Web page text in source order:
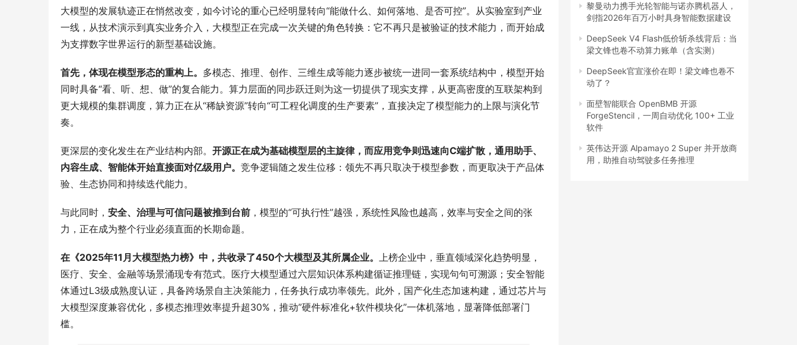
大模型的发展轨迹正在悄然改变，如今讨论的重心已经明显转向“能做什么、如何落地、是否可控”。从实验室到产业
一线，从技术演示到真实业务介入，大模型正在完成一次关键的角色转换：它不再只是被验证的技术能力，而开始成
为支撑数字世界运行的新型基础设施。
首先，体现在模型形态的重构上。 多模态、推理、创作、三维生成等能力逐步被统一进同一套系统结构中，模型开始
同时具备“看、听、想、做”的复合能力。算力层面的同步跃迁则为这一切提供了现实支撑，从更高密度的互联架构到
更大规模的集群调度，算力正在从“稀缺资源”转向“可工程化调度的生产要素”，直接决定了模型能力的上限与演化节
奏。
更深层的变化发生在产业结构内部。 开源正在成为基础模型层的主旋律，而应用竞争则迅速向C端扩散，通用助手、
内容生成、智能体开始直接面对亿级用户。 竞争逻辑随之发生位移：领先不再只取决于模型参数，而更取决于产品体
验、生态协同和持续迭代能力。
与此同时， 安全、治理与可信问题被推到台前 ，模型的“可执行性”越强，系统性风险也越高，效率与安全之间的张
力，正在成为整个行业必须直面的长期命题。
在《2025年11月大模型热力榜》中，共收录了450个大模型及其所属企业。 上榜企业中，垂直领域深化趋势明显，
医疗、安全、金融等场景涌现专有范式。医疗大模型通过六层知识体系构建循证推理链，实现句句可溯源；安全智能
体通过L3级成熟度认证，具备跨场景自主决策能力，任务执行成功率领先。此外，国产化生态加速构建，通过芯片与
大模型深度兼容优化，多模态推理效率提升超30%，推动”硬件标准化+软件模块化”一体机落地，显著降低部署门
槛。
黎曼动力携手光轮智能与诺亦腾机器人，
剑指2026年百万小时具身智能数据建设
DeepSeek V4 Flash低价斩杀线背后：当
梁文锋也卷不动算力账单（含实测）
DeepSeek官宣涨价在即！梁文峰也卷不
动了？
面壁智能联合 OpenBMB 开源
ForgeStencil，一周自动优化 100+ 工业
软件
英伟达开源 Alpamayo 2 Super 并开放商
用，助推自动驾驶多任务推理